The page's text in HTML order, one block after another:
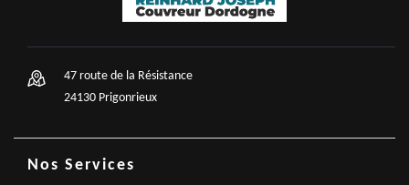
47 route de la Résistance
24130 Prigonrieux
Nos Services